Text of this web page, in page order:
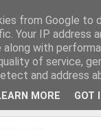
from Google to
Your IP address
along with
of service,
and address
MORE GOT